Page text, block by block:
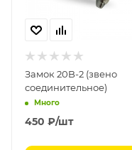
Замок 20B-2 (звено
соединительное)
Много
450 ₽/шт